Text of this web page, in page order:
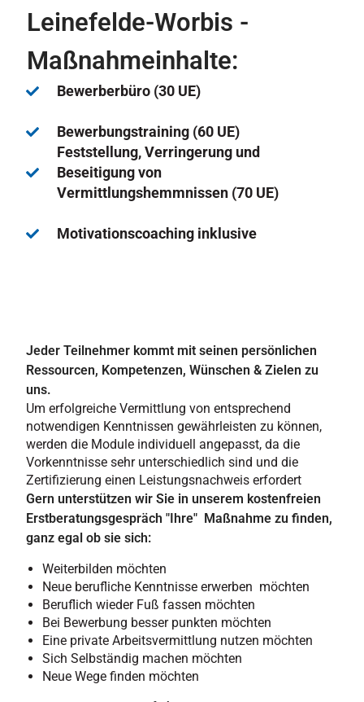
Leinefelde-Worbis -
Maßnahmeinhalte:
Bewerberbüro (30 UE)
Bewerbungstraining (60 UE)
Feststellung, Verringerung und
Beseitigung von
Vermittlungshemmnissen (70 UE)
Motivationscoaching inklusive
Jeder Teilnehmer kommt mit seinen persönlichen
Ressourcen, Kompetenzen, Wünschen & Zielen zu
uns.
Um erfolgreiche Vermittlung von entsprechend
notwendigen Kenntnissen gewährleisten zu können,
werden die Module individuell angepasst, da die
Vorkenntnisse sehr unterschiedlich sind und die
Zertifizierung einen Leistungsnachweis erfordert
Gern unterstützen wir Sie in unserem kostenfreien
Erstberatungsgespräch "Ihre" Maßnahme zu finden,
ganz egal ob sie sich:
Weiterbilden möchten
Neue berufliche Kenntnisse erwerben möchten
Beruflich wieder Fuß fassen möchten
Bei Bewerbung besser punkten möchten
Eine private Arbeitsvermittlung nutzen möchten
Sich Selbständig machen möchten
Neue Wege finden möchten